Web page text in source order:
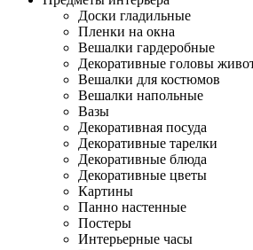
Доски гладильные
Пленки на окна
Вешалки гардеробные
Декоративные головы
Вешалки для костюмов
Вешалки напольные
Вазы
Декоративная посуда
Декоративные тарелки
Декоративные блюда
Декоративные цветы
Картины
Панно настенные
Постеры
Интерьерные часы